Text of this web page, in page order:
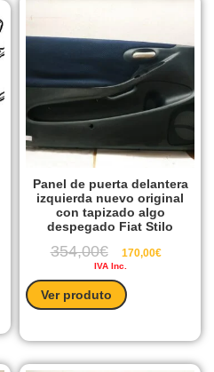
Panel de puerta delantera
izquierda nuevo original
con tapizado algo
despegado Fiat Stilo
354,00€ 170,00€
IVA Inc.
Ver produto